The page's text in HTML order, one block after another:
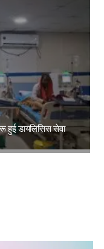
हुई डायलिसिस सेवा